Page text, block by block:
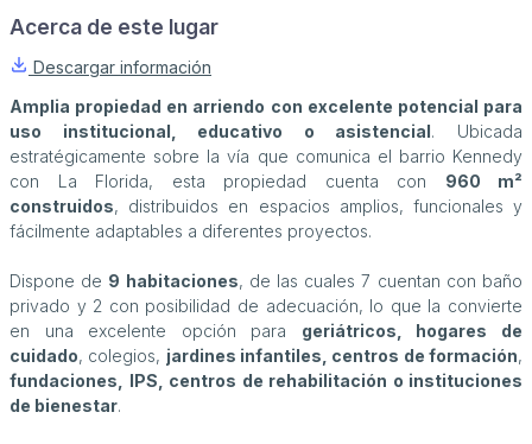
Acerca de este lugar
Descargar información
Amplia propiedad en arriendo con excelente potencial para
uso institucional, educativo o asistencial. Ubicada
estratégicamente sobre la vía que comunica el barrio Kennedy
con La Florida, esta propiedad cuenta con 960 m²
construidos, distribuidos en espacios amplios, funcionales y
fácilmente adaptables a diferentes proyectos.
Dispone de 9 habitaciones, de las cuales 7 cuentan con baño
privado y 2 con posibilidad de adecuación, lo que la convierte
en una excelente opción para geriátricos, hogares de
cuidado, colegios, jardines infantiles, centros de formación,
fundaciones, IPS, centros de rehabilitación o instituciones
de bienestar.